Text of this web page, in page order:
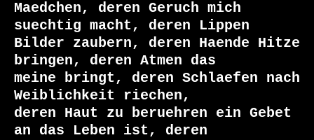
Maedchen, deren Geruch mich
suechtig macht, deren Lippen
Bilder zaubern, deren Haende Hitze
bringen, deren Atmen das
meine bringt, deren Schlaefen nach
Weiblichkeit riechen,
deren Haut zu beruehren ein Gebet
an das Leben ist, deren